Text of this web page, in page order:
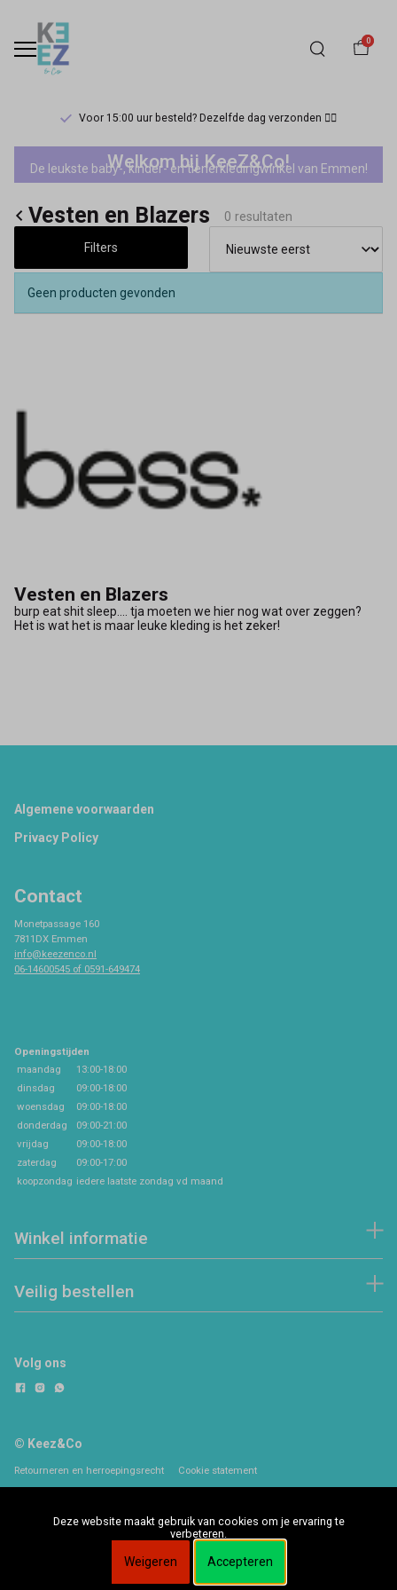
0
Voor 15:00 uur besteld? Dezelfde dag verzonden 🏃‍♀️
Vesten
en
Blazers
Keez&Co
Welkom bij KeeZ&Co!
De leukste baby-, kinder- en tienerkledingwinkel van Emmen!
Vesten en Blazers 0 resultaten
Filters
Geen producten gevonden
Vesten en Blazers
burp eat shit sleep.... tja moeten we hier nog wat over zeggen?
Het is wat het is maar leuke kleding is het zeker!
Footer
Algemene voorwaarden
Privacy Policy
Contact
Monetpassage 160
7811DX Emmen
info@keezenco.nl
06-14600545 of 0591-649474
Openingstijden
maandag
13:00-18:00
dinsdag
09:00-18:00
woensdag
09:00-18:00
donderdag
09:00-21:00
vrijdag
09:00-18:00
zaterdag
09:00-17:00
koopzondag iedere laatste zondag vd maand
Winkel informatie
Veilig bestellen
Volg ons
© Keez&Co
Retourneren en herroepingsrecht Cookie statement
Deze website maakt gebruik van cookies om je ervaring te
verbeteren.
Weigeren Accepteren